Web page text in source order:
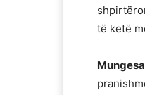
të ketë